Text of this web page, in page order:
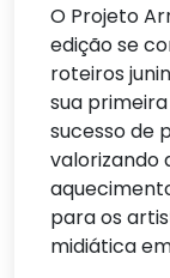
O Projeto
edição se
roteiros
sua primeira
sucesso de
valorizando
para os
midiática